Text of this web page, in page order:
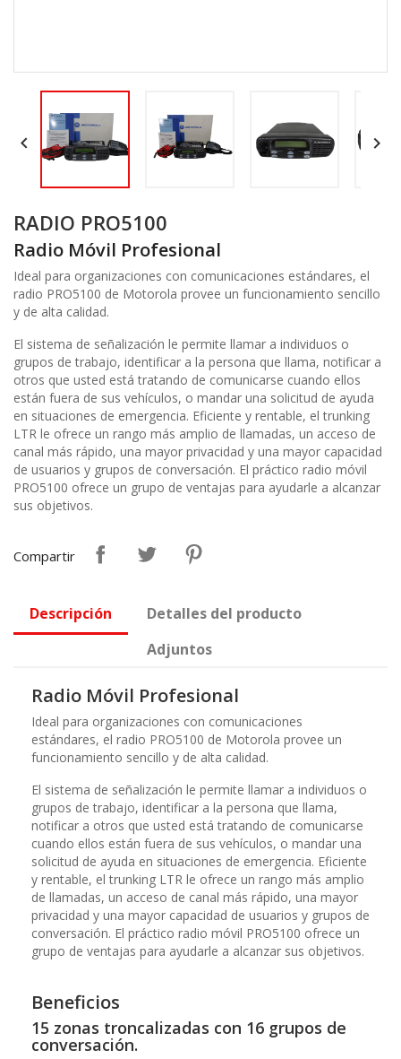
 
RADIO PRO5100
Radio Móvil Profesional
Ideal para organizaciones con comunicaciones estándares, el
radio PRO5100 de Motorola provee un funcionamiento sencillo
y de alta calidad.
El sistema de señalización le permite llamar a individuos o
grupos de trabajo, identificar a la persona que llama, notificar a
otros que usted está tratando de comunicarse cuando ellos
están fuera de sus vehículos, o mandar una solicitud de ayuda
en situaciones de emergencia. Eficiente y rentable, el trunking
LTR le ofrece un rango más amplio de llamadas, un acceso de
canal más rápido, una mayor privacidad y una mayor capacidad
de usuarios y grupos de conversación. El práctico radio móvil
PRO5100 ofrece un grupo de ventajas para ayudarle a alcanzar
sus objetivos.
Compartir
Descripción
Detalles del producto
Adjuntos
Radio Móvil Profesional
Ideal para organizaciones con comunicaciones
estándares, el radio PRO5100 de Motorola provee un
funcionamiento sencillo y de alta calidad.
El sistema de señalización le permite llamar a individuos o
grupos de trabajo, identificar a la persona que llama,
notificar a otros que usted está tratando de comunicarse
cuando ellos están fuera de sus vehículos, o mandar una
solicitud de ayuda en situaciones de emergencia. Eficiente
y rentable, el trunking LTR le ofrece un rango más amplio
de llamadas, un acceso de canal más rápido, una mayor
privacidad y una mayor capacidad de usuarios y grupos de
conversación. El práctico radio móvil PRO5100 ofrece un
grupo de ventajas para ayudarle a alcanzar sus objetivos.
Beneficios
15 zonas troncalizadas con 16 grupos de
conversación.